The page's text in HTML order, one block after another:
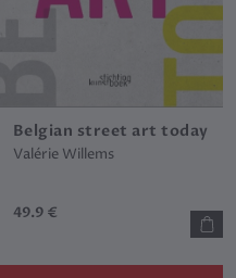
Belgian street art today
Valérie Willems
49.9 €